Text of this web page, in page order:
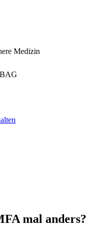
Medizin
mal anders?